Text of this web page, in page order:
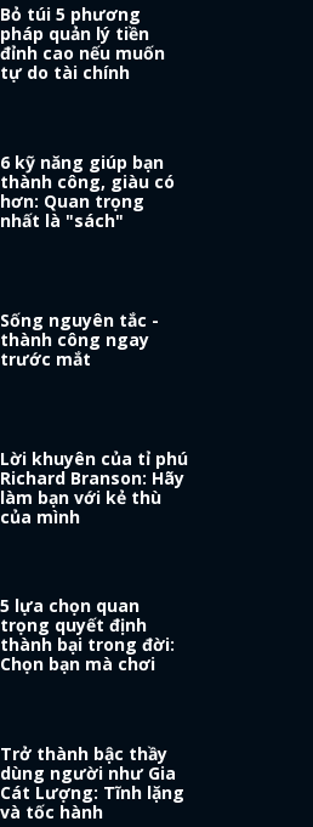
Bỏ túi 5 phương
pháp quản lý tiền
đỉnh cao nếu muốn
tự do tài chính
6 kỹ năng giúp bạn
thành công, giàu có
hơn: Quan trọng
nhất là "sách"
Sống nguyên tắc -
thành công ngay
trước mắt
Lời khuyên của tỉ phú
Richard Branson: Hãy
làm bạn với kẻ thù
của mình
5 lựa chọn quan
trọng quyết định
thành bại trong đời:
Chọn bạn mà chơi
Trở thành bậc thầy
dùng người như Gia
Cát Lượng: Tĩnh lặng
và tốc hành